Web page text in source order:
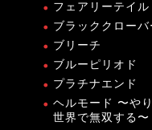
フェアリーテイル
ブラッククローバ
ブリーチ
ブルーピリオド
プラチナエンド
ヘルモード 〜や
世界で無双する〜